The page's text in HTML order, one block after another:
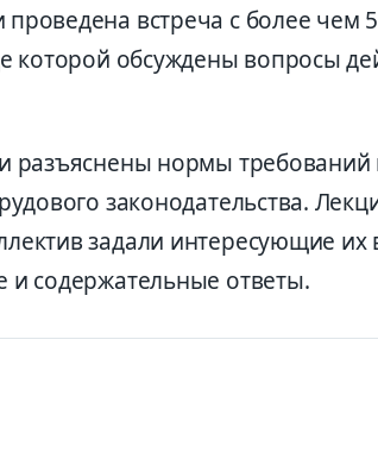
встреча с более чем
которой обсуждены вопросы
разъяснены нормы требований
законодательства.
задали интересующие их
и содержательные ответы.